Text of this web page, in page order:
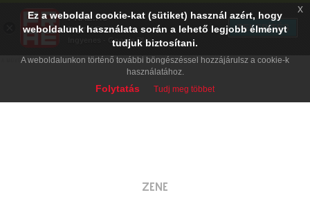
ZENE
Ez a weboldal cookie-kat (sütiket) használ azért, hogy
weboldalunk használata során a lehető legjobb élményt
tudjuk biztosítani.
A weboldalunkon történő további böngészéssel hozzájárulsz a cookie-k
használatához.
Folytatás Tudj meg többet
x
PRAE.HU
Digital Evolution
Ingyenes - Google Play
TELEPÍTÉS